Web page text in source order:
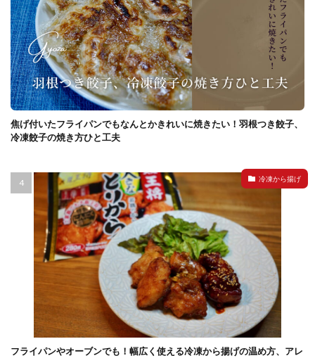
焦げ付いたフライパンでもなんとかきれいに焼きたい！羽根つき餃子、
冷凍餃子の焼き方ひと工夫
冷凍から揚げ
フライパンやオーブンでも！幅広く使える冷凍から揚げの温め方、アレ